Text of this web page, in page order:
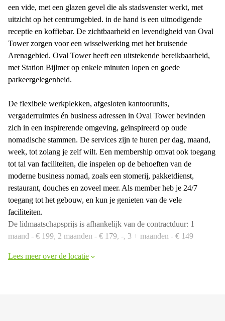
een vide, met een glazen gevel die als stadsvenster werkt, met
uitzicht op het centrumgebied. in de hand is een uitnodigende
receptie en koffiebar. De zichtbaarheid en levendigheid van Oval
Tower zorgen voor een wisselwerking met het bruisende
Arenagebied. Oval Tower heeft een uitstekende bereikbaarheid,
met Station Bijlmer op enkele minuten lopen en goede
parkeergelegenheid.
De flexibele werkplekken, afgesloten kantoorunits,
vergaderruimtes én business adressen in Oval Tower bevinden
zich in een inspirerende omgeving, geïnspireerd op oude
nomadische stammen. De services zijn te huren per dag, maand,
week, tot zolang je zelf wilt. Een membership omvat ook toegang
tot tal van faciliteiten, die inspelen op de behoeften van de
moderne business nomad, zoals een stomerij, pakketdienst,
restaurant, douches en zoveel meer. Als member heb je 24/7
toegang tot het gebouw, en kun je genieten van de vele
faciliteiten.
De lidmaatschapsprijs is afhankelijk van de contractduur: 1
maand - € 199, 2 maanden - € 179, -, 3 + maanden - € 149
Lees meer over de locatie